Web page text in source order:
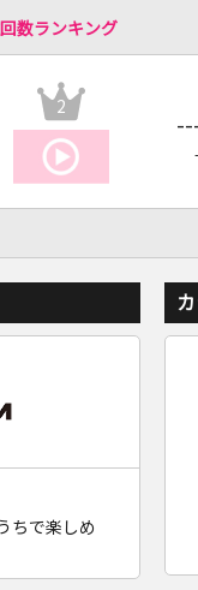
数ランキング
2
ちで楽しめ